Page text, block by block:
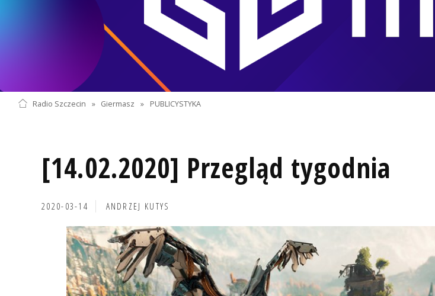
Radio Szczecin » Giermasz » PUBLICYSTYKA
[14.02.2020] Przegląd tygodnia
2020-03-14 ANDRZEJ KUTYS